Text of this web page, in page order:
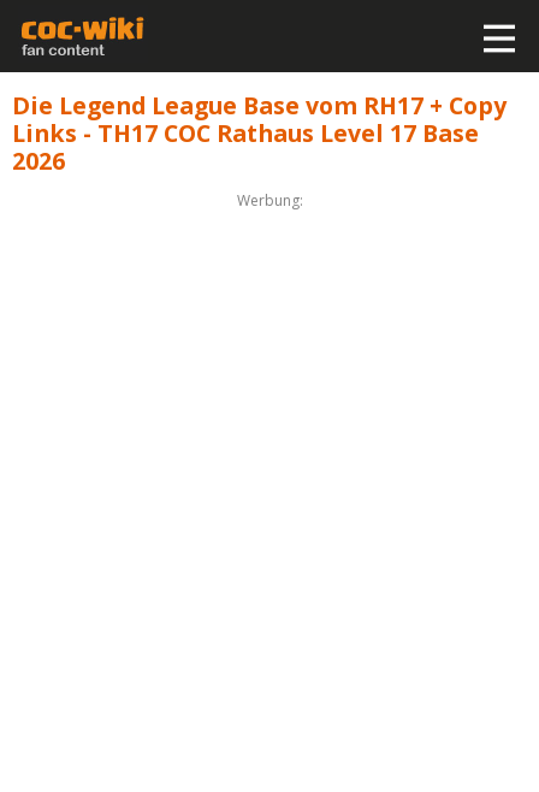
Die Legend League Base vom RH17 + Copy
Links - TH17 COC Rathaus Level 17 Base
2026
Werbung: